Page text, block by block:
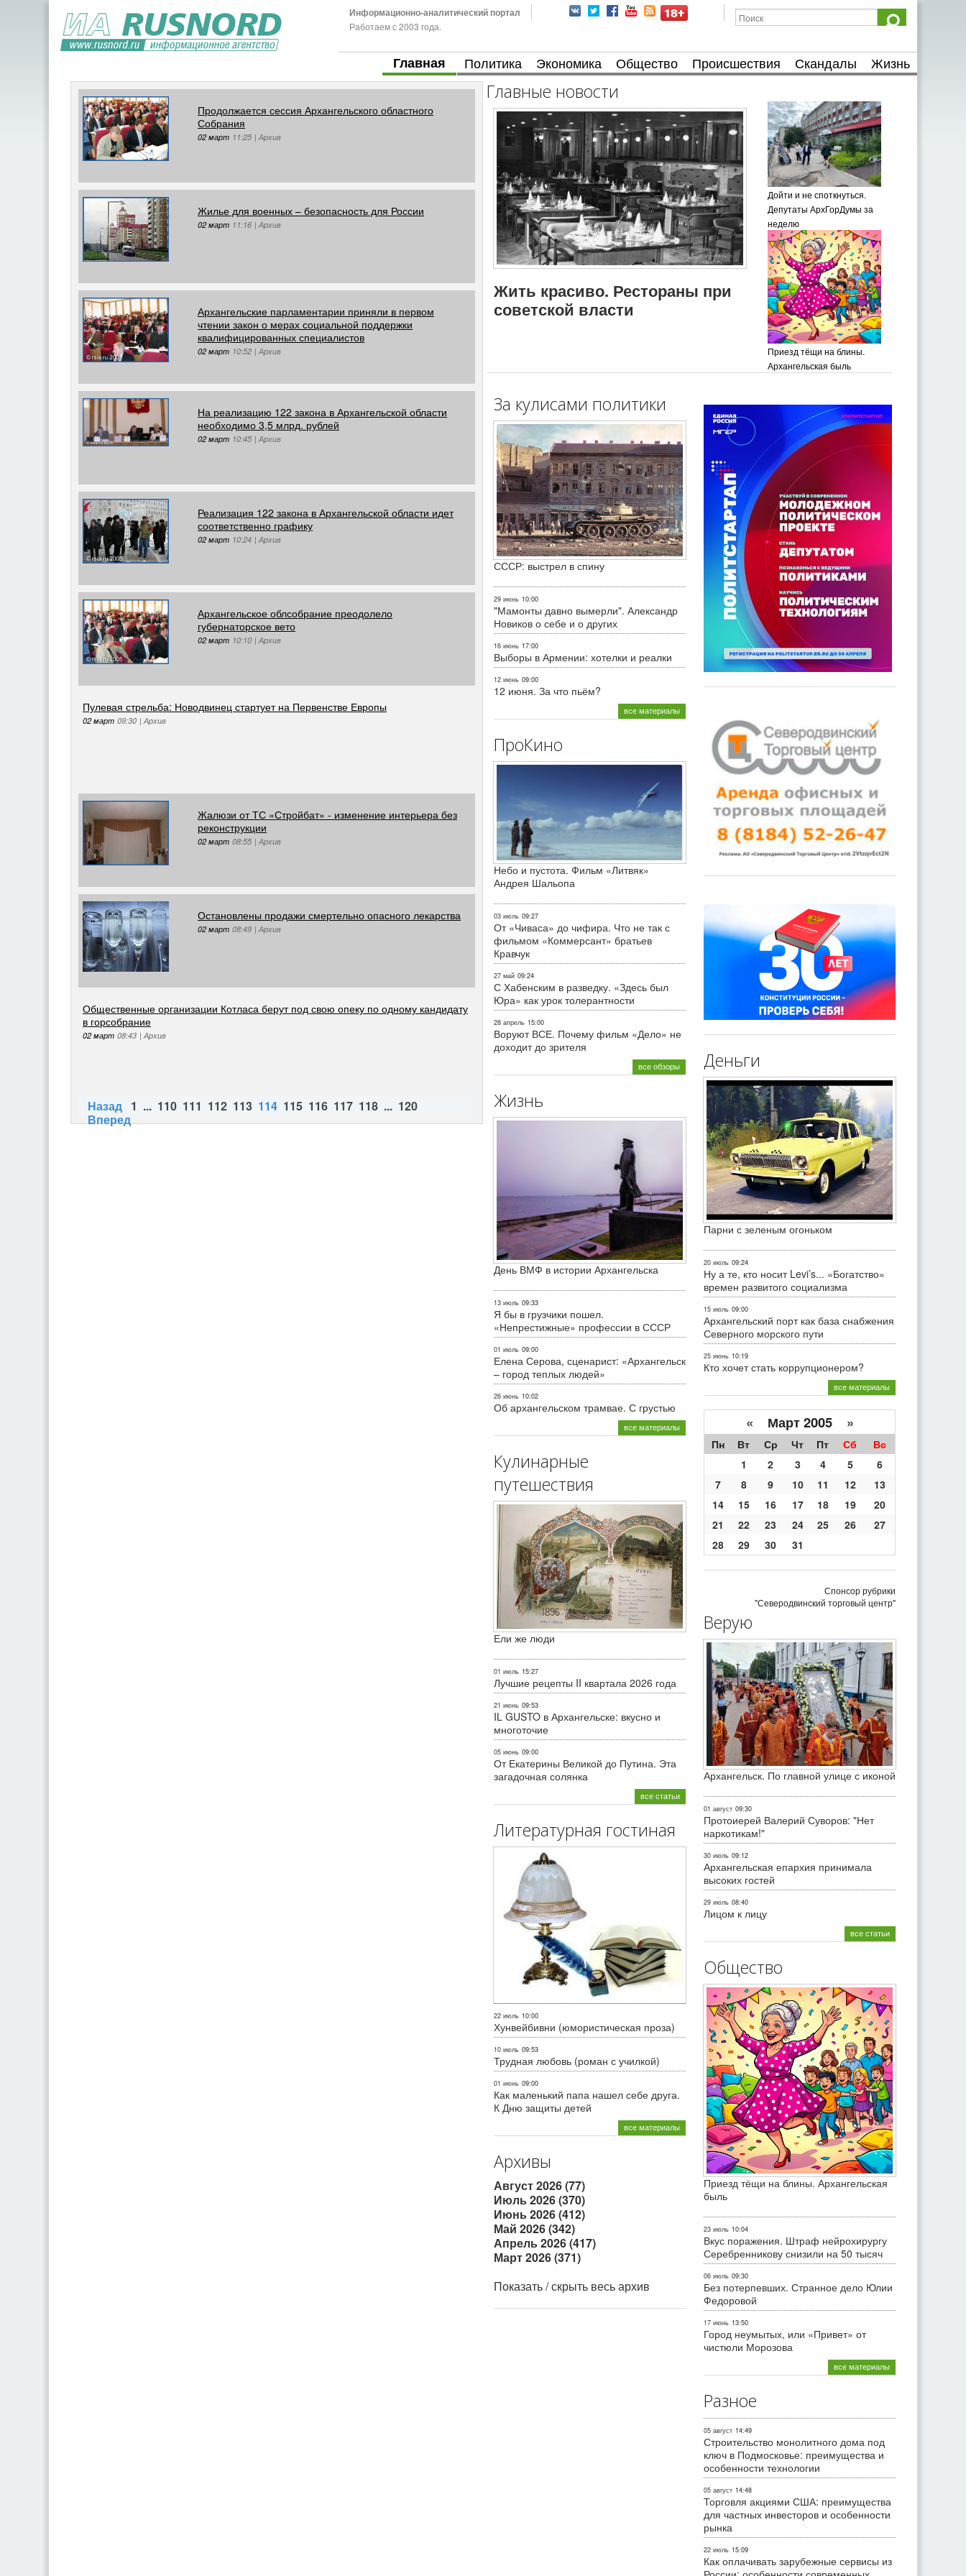
Информационно-аналитический портал
Работаем с 2003 года.
Главная Политика Экономика Общество Происшествия Скандалы Жизнь
Продолжается сессия Архангельского областного
Собрания
02 март 11:25 |Архив
Жилье для военных – безопасность для России
02 март 11:16 |Архив
Архангельские парламентарии приняли в первом
чтении закон о мерах социальной поддержки
квалифицированных специалистов
02 март 10:52 |Архив
На реализацию 122 закона в Архангельской области
необходимо 3,5 млрд. рублей
02 март 10:45 |Архив
Реализация 122 закона в Архангельской области идет
соответственно графику
02 март 10:24 |Архив
Архангельское облсобрание преодолело
губернаторское вето
02 март 10:10 |Архив
Пулевая стрельба: Новодвинец стартует на Первенстве Европы
02 март 09:30 |Архив
Жалюзи от ТС «Стройбат» - изменение интерьера без
реконструкции
02 март 08:55 |Архив
Остановлены продажи смертельно опасного лекарства
02 март 08:49 |Архив
Общественные организации Котласа берут под свою опеку по одному кандидату
в горсобрание
02 март 08:43 |Архив
Назад 1 ... 110 111 112 113 114 115 116 117 118 ... 120
Вперед
Главные новости
Жить красиво. Рестораны при
советской власти
Дойти и не споткнуться.
Депутаты АрхГорДумы за
неделю
Приезд тёщи на блины.
Архангельская быль
За кулисами политики
СССР: выстрел в спину
29 июнь 10:00
"Мамонты давно вымерли". Александр
Новиков о себе и о других
16 июнь 17:00
Выборы в Армении: хотелки и реалки
12 июнь 09:00
12 июня. За что пьём?
все материалы
ПроКино
Небо и пустота. Фильм «Литвяк»
Андрея Шальопа
03 июль 09:27
От «Чиваса» до чифира. Что не так с
фильмом «Коммерсант» братьев
Кравчук
27 май 09:24
С Хабенским в разведку. «Здесь был
Юра» как урок толерантности
28 апрель 15:00
Воруют ВСЕ. Почему фильм «Дело» не
доходит до зрителя
все обзоры
Жизнь
День ВМФ в истории Архангельска
13 июль 09:33
Я бы в грузчики пошел.
«Непрестижные» профессии в СССР
01 июль 09:00
Елена Серова, сценарист: «Архангельск
– город теплых людей»
26 июнь 10:02
Об архангельском трамвае. С грустью
все материалы
Кулинарные
путешествия
Ели же люди
01 июль 15:27
Лучшие рецепты II квартала 2026 года
21 июнь 09:53
IL GUSTO в Архангельске: вкусно и
многоточие
05 июнь 09:00
От Екатерины Великой до Путина. Эта
загадочная солянка
все статьи
Литературная гостиная
22 июль 10:00
Хунвейбивни (юмористическая проза)
10 июль 09:53
Трудная любовь (роман с училкой)
01 июнь 09:00
Как маленький папа нашел себе друга.
К Дню защиты детей
все материалы
Архивы
Август 2026 (77)
Июль 2026 (370)
Июнь 2026 (412)
Май 2026 (342)
Апрель 2026 (417)
Март 2026 (371)
Показать / скрыть весь архив
Деньги
Парни с зеленым огоньком
20 июль 09:24
Ну а те, кто носит Levi’s... «Богатство»
времен развитого социализма
15 июль 09:00
Архангельский порт как база снабжения
Северного морского пути
25 июнь 10:19
Кто хочет стать коррупционером?
все материалы
« Март 2005 »
Пн Вт Ср Чт Пт Сб
Вс
1
2 3 4 5
6
7
8 9 10 11 12
13
14
15 16 17 18 19
20
21
22 23 24 25 26
27
28
29 30 31
Спонсор рубрики
"Северодвинский торговый центр"
Верую
Архангельск. По главной улице с иконой
01 август 09:30
Протоиерей Валерий Суворов: "Нет
наркотикам!"
30 июль 09:12
Архангельская епархия принимала
высоких гостей
29 июль 08:40
Лицом к лицу
все статьи
Общество
Приезд тёщи на блины. Архангельская
быль
23 июль 10:04
Вкус поражения. Штраф нейрохирургу
Серебренникову снизили на 50 тысяч
06 июль 09:30
Без потерпевших. Странное дело Юлии
Федоровой
17 июнь 13:50
Город неумытых, или «Привет» от
чистюли Морозова
все материалы
Разное
05 август 14:49
Строительство монолитного дома под
ключ в Подмосковье: преимущества и
особенности технологии
05 август 14:48
Торговля акциями США: преимущества
для частных инвесторов и особенности
рынка
22 июль 15:09
Как оплачивать зарубежные сервисы из